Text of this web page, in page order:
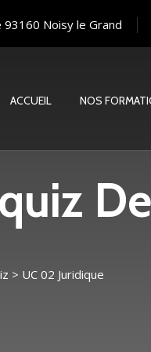
93160 Noisy le Grand
ACCUEIL NOS
> UC 02 Juridique